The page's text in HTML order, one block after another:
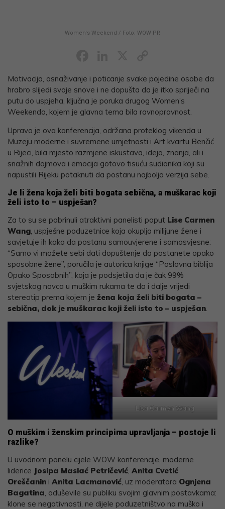
Women's Weekend / Foto: WOW PR
Link
Motivacija, osnaživanje i poticanje svake pojedine osobe da
hrabro slijedi svoje snove i ne dopušta da je itko spriječi na
putu do uspjeha, ključna je poruka drugog Women’s
Weekenda, kojem je glavna tema bila ravnopravnost.
Upravo je ova konferencija, održana proteklog vikenda u
Muzeju moderne i suvremene umjetnosti i Art kvartu Benčić
u Rijeci, bila mjesto razmjene iskustava, ideja, znanja, ali i
snažnih dojmova i emocija gotovo tisuću sudionika koji su
napustili Rijeku potaknuti da postanu najbolja verzija sebe.
Je li žena koja želi biti bogata sebična, a muškarac koji
želi isto to – uspješan?
Za to su se pobrinuli atraktivni panelisti poput Lise Carmen
Wang, uspješne poduzetnice koja okuplja milijune žene i
savjetuje ih kako da postanu samouvjerene i samosvjesne:
“Samo vi možete sebi dati dopuštenje da postanete opako
sposobne žene”, poručila je autorica knjige “Poslovna biblija
Opako Sposobnih”, koja je podsjetila da je čak 99%
svjetskog novca u muškim rukama te da i dalje vrijedi
stereotip prema kojem je žena koja želi biti bogata –
sebična, dok je muškarac koji želi isto to – uspješan.
Lisa Carmen Wang
O muškim i ženskim principima upravljanja – postoje li
razlike?
U uvodnom panelu cijele WOW konferencije, moderne
liderice Josipa Maslać Petričević, Anita Cvetić
Oreščanin i Anita Lacmanović, uz moderatora Ognjena
Bagatina, oduševile su publiku svojim glavnim postavkama:
klone se negativnosti, ne dijele poduzetništvo na muško i